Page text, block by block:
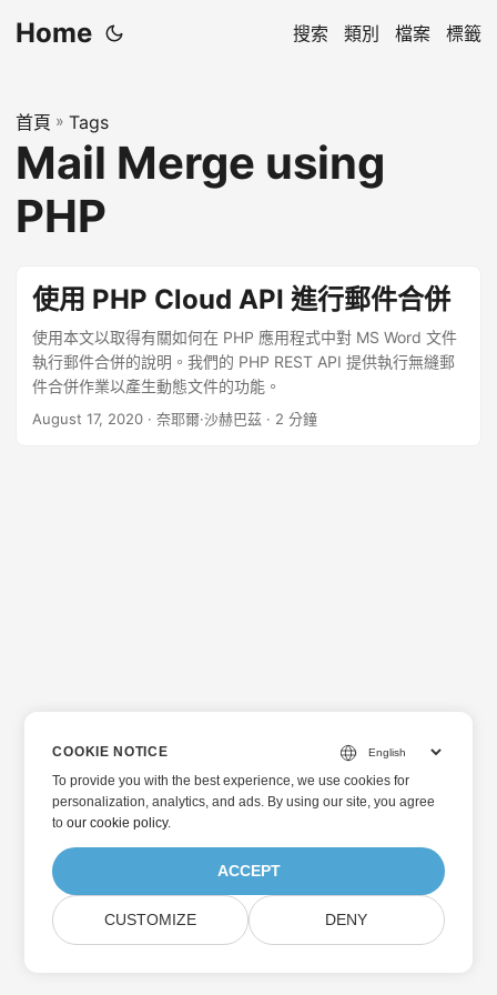
Home 搜索 類別 檔案 標籤
首頁 » Tags
Mail Merge using
PHP
使用 PHP Cloud API 進行郵件合併
使用本文以取得有關如何在 PHP 應用程式中對 MS Word 文件
執行郵件合併的說明。我們的 PHP REST API 提供執行無縫郵
件合併作業以產生動態文件的功能。
August 17, 2020 · 奈耶爾·沙赫巴茲 · 2 分鐘
COOKIE NOTICE
To provide you with the best experience, we use cookies for
personalization, analytics, and ads. By using our site, you agree
toour cookie policy.
ACCEPT
CUSTOMIZE DENY